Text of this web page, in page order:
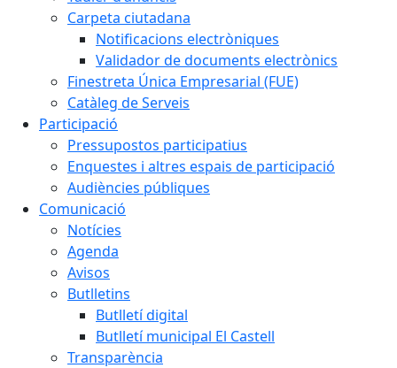
Carpeta ciutadana
Notificacions electròniques
Validador de documents electrònics
Finestreta Única Empresarial (FUE)
Catàleg de Serveis
Participació
Pressupostos participatius
Enquestes i altres espais de participació
Audiències públiques
Comunicació
Notícies
Agenda
Avisos
Butlletins
Butlletí digital
Butlletí municipal El Castell
Transparència